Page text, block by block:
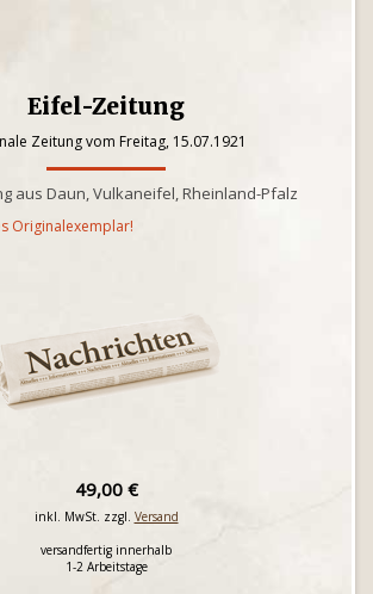
Eifel-Zeitung
Zeitung vom Freitag, 15.07.1921
aus Daun, Vulkaneifel, Rheinland-Pfalz
Originalexemplar!
49,00 €
inkl. MwSt. zzgl. Versand
versandfertig innerhalb
1-2 Arbeitstage